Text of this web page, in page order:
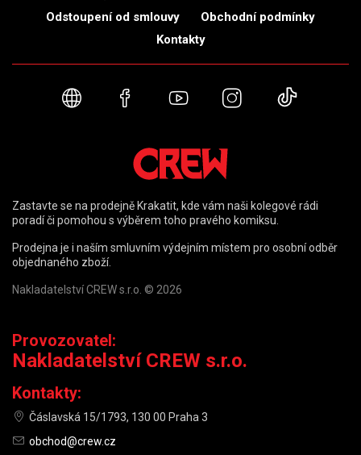
Odstoupení od smlouvy
Obchodní podmínky
Kontakty
Webové stránky
FacebookYouTubeInstagram
Zastavte se na prodejně Krakatit, kde vám naši kolegové rádi
poradí či pomohou s výběrem toho pravého komiksu.
Prodejna je i naším smluvním výdejním místem pro osobní odběr
objednaného zboží.
Nakladatelství CREW s.r.o. © 2026
Provozovatel:
Nakladatelství CREW s.r.o.
Kontakty:
Čáslavská 15/1793, 130 00 Praha 3
obchod@crew.cz